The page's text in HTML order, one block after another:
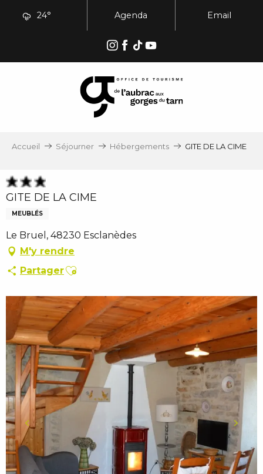
24° Agenda Email
Accueil Séjourner Hébergements GITE DE LA CIME
GITE DE LA CIME
MEUBLÉS
Le Bruel, 48230 Esclanèdes
M'y rendre
PartagerAjouter aux favoris